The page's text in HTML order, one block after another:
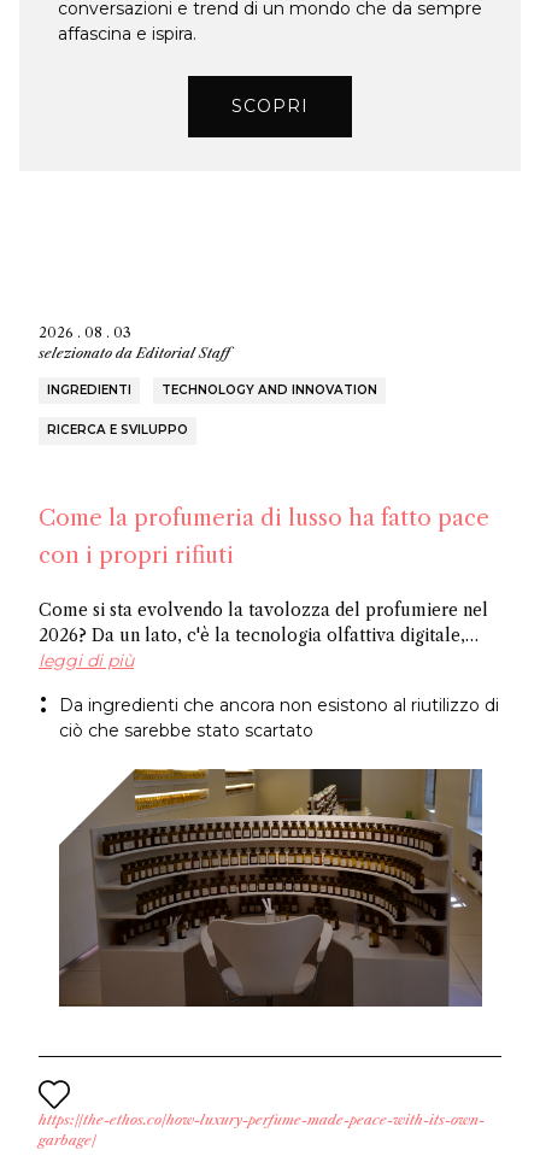
conversazioni e trend di un mondo che da sempre
affascina e ispira.
SCOPRI
2026 . 08 . 03
selezionato daEditorial Staff
INGREDIENTI TECHNOLOGY AND INNOVATION
RICERCA E SVILUPPO
Come la profumeria di lusso ha fatto pace
con i propri rifiuti
Come si sta evolvendo la tavolozza del profumiere nel
2026? Da un lato, c'è la tecnologia olfattiva digitale,
dove l'intelligenza artificiale identifica le molecole
ricavati da ciò che l'industria normalmente scarta.
Entrambi i metodi giungono allo stesso risultato: un
leggi di più
Da ingredienti che ancora non esistono al riutilizzo di
ciò che sarebbe stato scartato
https://the-ethos.co/how-luxury-perfume-made-peace-with-its-own-
garbage/